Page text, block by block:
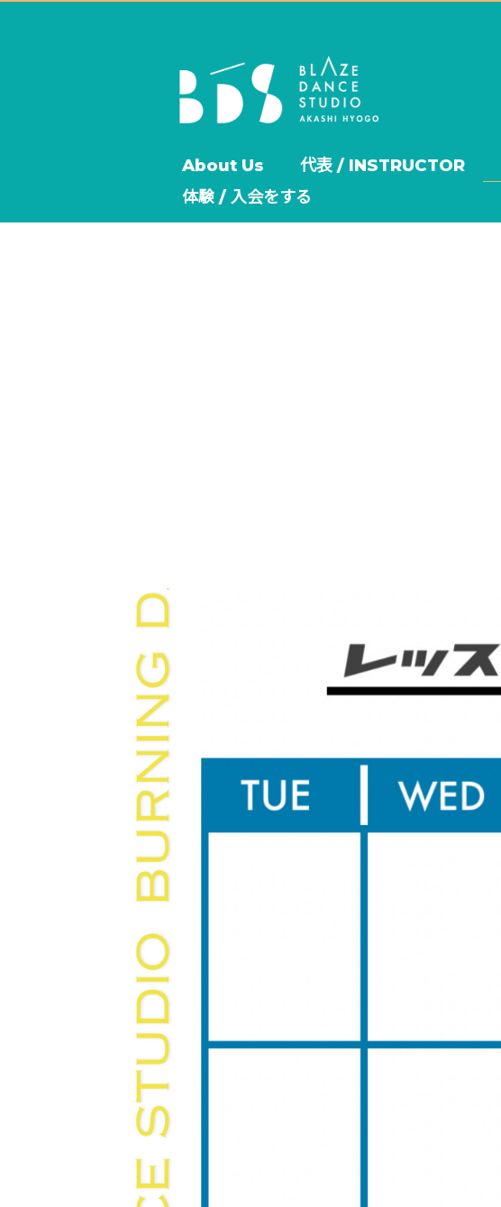
About Us 代表 / INSTRUCTOR
体験 / 入会をする